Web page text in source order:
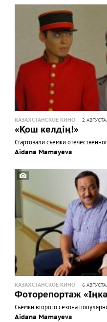
КАЗАХСТАНСКОЕ КИНО 2
«Қош келдің!»
Стартовали съемки
Aidana Mamayeva
КАЗАХСТАНСКОЕ КИНО 6
Фоторепортаж
Съемки второго сезона
Aidana Mamayeva